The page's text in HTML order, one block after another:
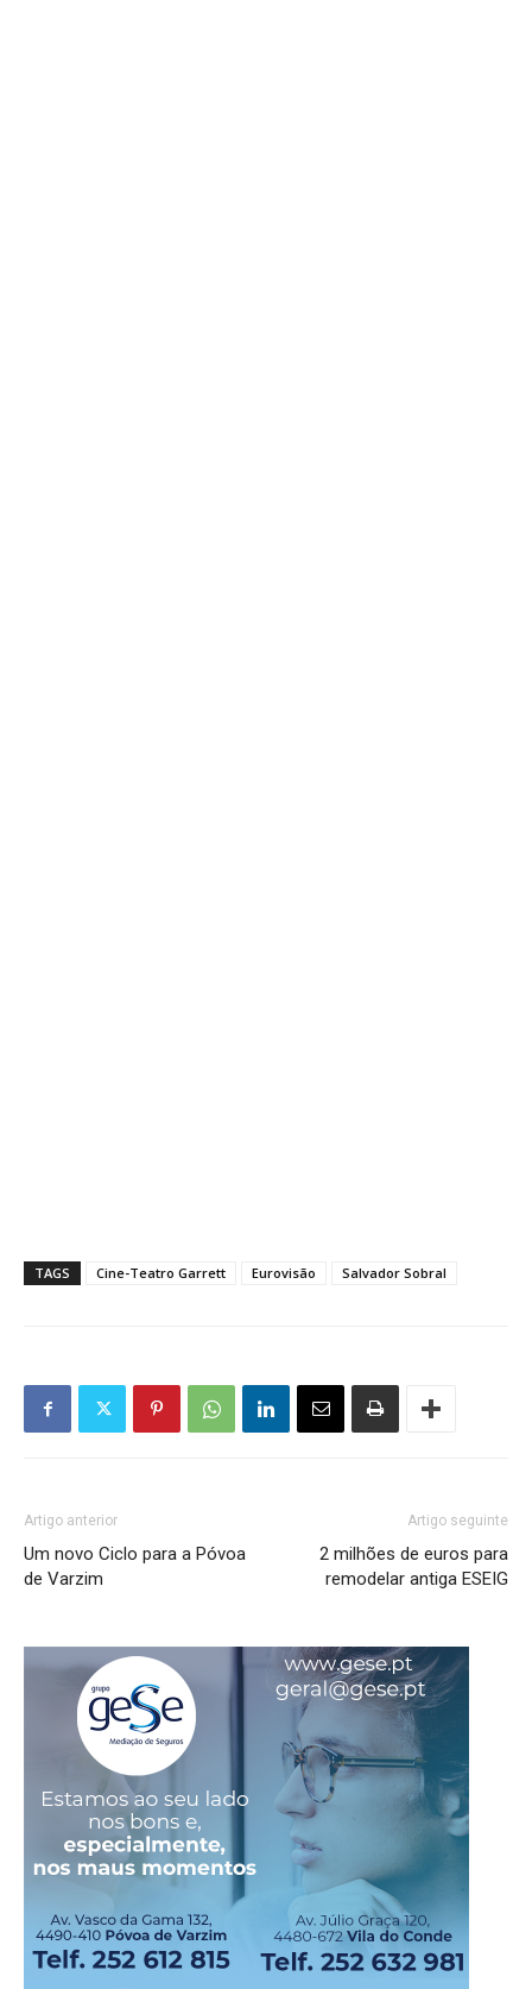
TAGS Cine-Teatro Garrett Eurovisão Salvador Sobral
Artigo anterior
Um novo Ciclo para a Póvoa
de Varzim
Artigo seguinte
2 milhões de euros para
remodelar antiga ESEIG